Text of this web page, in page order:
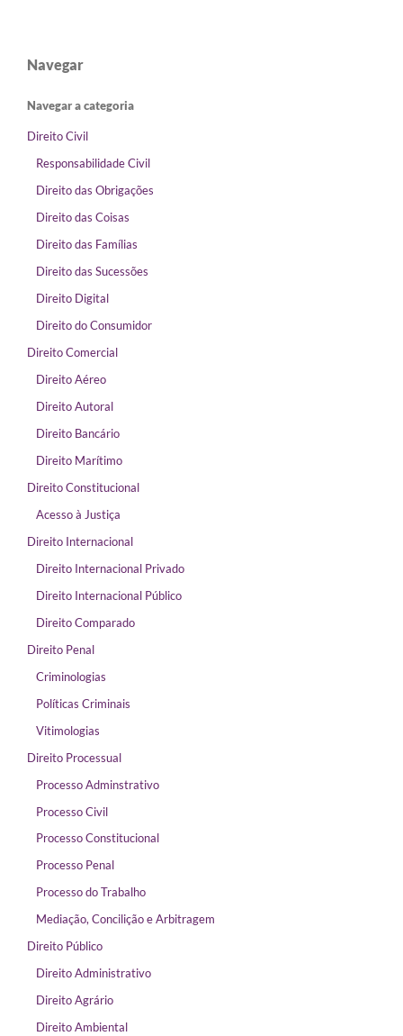
Navegar
Navegar a categoria
Direito Civil
Responsabilidade Civil
Direito das Obrigações
Direito das Coisas
Direito das Famílias
Direito das Sucessões
Direito Digital
Direito do Consumidor
Direito Comercial
Direito Aéreo
Direito Autoral
Direito Bancário
Direito Marítimo
Direito Constitucional
Acesso à Justiça
Direito Internacional
Direito Internacional Privado
Direito Internacional Público
Direito Comparado
Direito Penal
Criminologias
Políticas Criminais
Vitimologias
Direito Processual
Processo Adminstrativo
Processo Civil
Processo Constitucional
Processo Penal
Processo do Trabalho
Mediação, Concilição e Arbitragem
Direito Público
Direito Administrativo
Direito Agrário
Direito Ambiental